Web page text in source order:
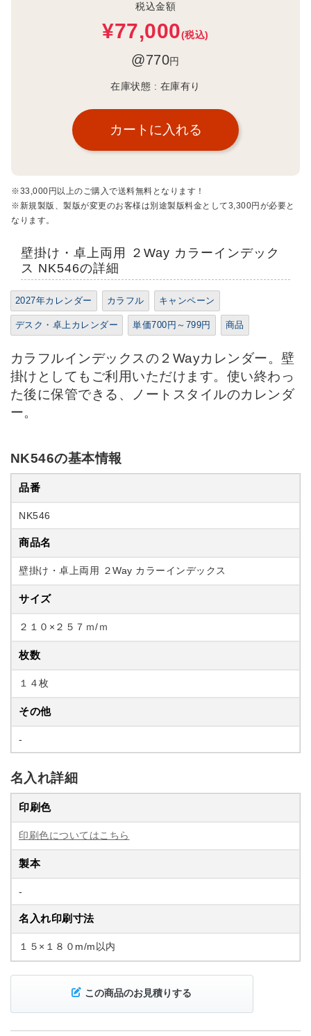
税込金額
¥77,000(税込)
@770円
在庫状態 : 在庫有り
※33,000円以上のご購入で送料無料となります！
※新規製版、製版が変更のお客様は別途製版料金として3,300円が必要と
なります。
壁掛け・卓上両用 ２Way カラーインデック
ス NK546の詳細
2027年カレンダー カラフル キャンペーン
デスク・卓上カレンダー 単価700円～799円 商品
カラフルインデックスの２Wayカレンダー。壁
掛けとしてもご利用いただけます。使い終わっ
た後に保管できる、ノートスタイルのカレンダ
ー。
NK546の基本情報
品番
NK546
商品名
壁掛け・卓上両用 ２Way カラーインデックス
サイズ
２１０×２５７ｍ/ｍ
枚数
１４枚
その他
-
名入れ詳細
印刷色
印刷色についてはこちら
製本
-
名入れ印刷寸法
１５×１８０m/m以内
この商品のお見積りする